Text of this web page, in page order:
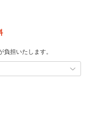
担いたします。